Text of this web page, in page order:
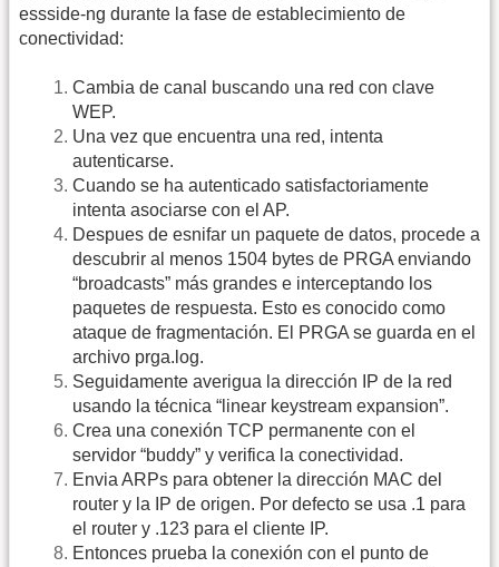
essside-ng durante la fase de establecimiento de
conectividad:
Cambia de canal buscando una red con clave
WEP.
Una vez que encuentra una red, intenta
autenticarse.
Cuando se ha autenticado satisfactoriamente
intenta asociarse con el AP.
Despues de esnifar un paquete de datos, procede a
descubrir al menos 1504 bytes de PRGA enviando
“broadcasts” más grandes e interceptando los
paquetes de respuesta. Esto es conocido como
ataque de fragmentación. El PRGA se guarda en el
archivo prga.log.
Seguidamente averigua la dirección IP de la red
usando la técnica “linear keystream expansion”.
Crea una conexión TCP permanente con el
servidor “buddy” y verifica la conectividad.
Envia ARPs para obtener la dirección MAC del
router y la IP de origen. Por defecto se usa .1 para
el router y .123 para el cliente IP.
Entonces prueba la conexión con el punto de